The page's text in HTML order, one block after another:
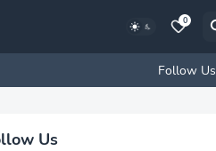
0
Follow Us
Us